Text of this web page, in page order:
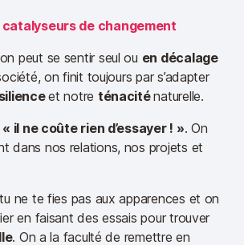
de changement
peut se sentir seul ou en décalage
on finit toujours par s’adapter
et notre ténaciténaturelle.
« il ne coûte rien d’essayer ! ». On
dans nos relations, nos projets et
ne te fies pas aux apparences et on
en faisant des essais pour trouver
. On a la faculté de remettre en